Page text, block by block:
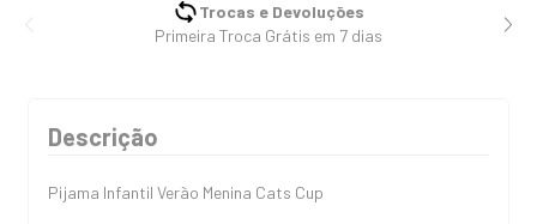
Trocas e Devoluções
Primeira Troca Grátis em 7 dias
Descrição
Pijama Infantil Verão Menina Cats Cup